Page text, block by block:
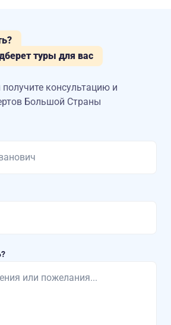
туры для вас
получите консультацию и
Большой Страны